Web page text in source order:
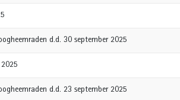
d.d. 30 september 2025
d.d. 23 september 2025